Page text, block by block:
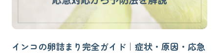
インコの卵詰まり完全ガイド｜症状・原因・応急